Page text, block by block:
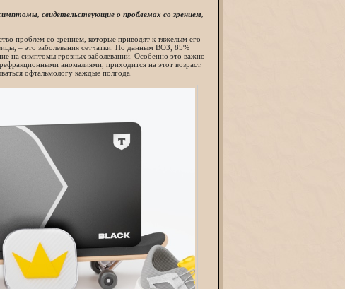
свидетельствующие о проблемах со зрением,
проблем со зрением, которые приводят к тяжелым его
– это заболевания сетчатки. По данным ВОЗ, 85%
на симптомы грозных заболеваний. Особенно это важно
аномалиями, приходится на этот возраст.
офтальмологу каждые полгода.